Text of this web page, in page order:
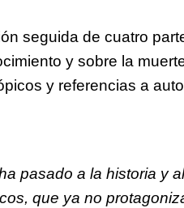
seguida de cuatro
y sobre la
y referencias a
pasado a la historia y
que ya no